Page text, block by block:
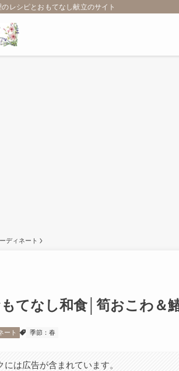
レシピとおもてなし献立のサイト
ディネート
てなし和食│筍おこわ＆
ート 季節：春
には広告が含まれています。